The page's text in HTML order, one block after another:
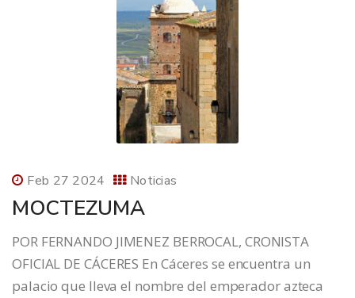
Feb 27 2024 Noticias
MOCTEZUMA
POR FERNANDO JIMENEZ BERROCAL, CRONISTA
OFICIAL DE CÁCERES En Cáceres se encuentra un
palacio que lleva el nombre del emperador azteca